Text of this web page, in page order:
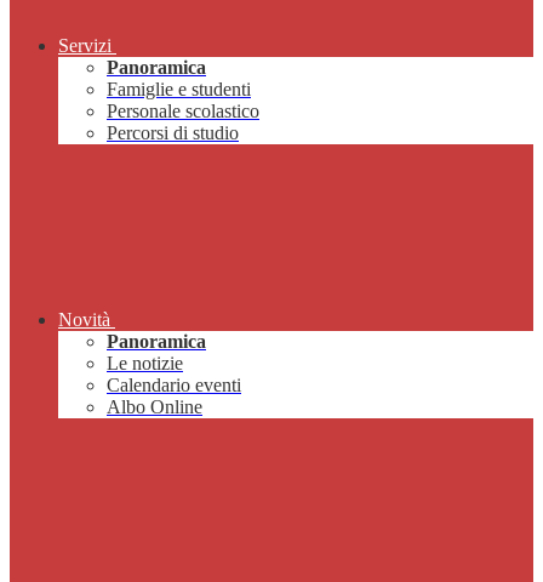
Servizi
Panoramica
Famiglie e studenti
Personale scolastico
Percorsi di studio
Novità
Panoramica
Le notizie
Calendario eventi
Albo Online